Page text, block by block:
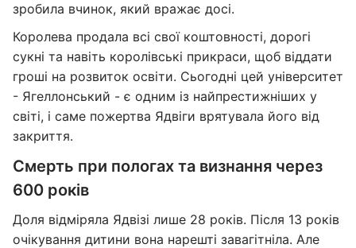
зробила вчинок, який вражає досі.
Королева продала всі свої коштовності, дорогі
сукні та навіть королівські прикраси, щоб віддати
гроші на розвиток освіти. Сьогодні цей університет
- Ягеллонський - є одним із найпрестижніших у
світі, і саме пожертва Ядвіги врятувала його від
закриття.
Смерть при пологах та визнання через
600 років
Доля відміряла Ядвізі лише 28 років. Після 13 років
очікування дитини вона нарешті завагітніла. Але